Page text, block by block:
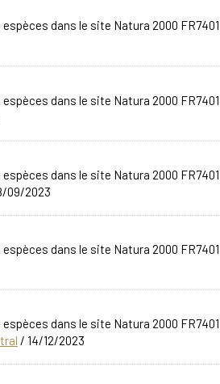
dans le site Natura 2000
dans le site Natura 2000
dans le site Natura 2000
09/2023
dans le site Natura 2000
dans le site Natura 2000
/ 14/12/2023